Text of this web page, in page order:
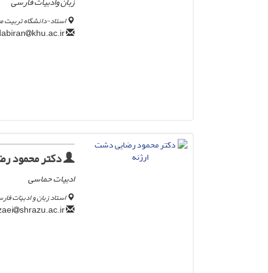
استاد-دانشگاه تربیت
khu.ac.ir
دکتر محمود
ادبیات حماسی
استاد زبان و ادبیّات
shrazu.ac.ir